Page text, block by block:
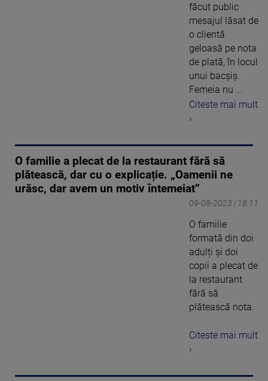
făcut public
mesajul lăsat de
o clientă
geloasă pe nota
de plată, în locul
unui bacșiș.
Femeia nu ...
Citeste mai mult
›
O familie a plecat de la restaurant fără să
plătească, dar cu o explicație. „Oamenii ne
urăsc, dar avem un motiv întemeiat”
09-08-2023 | 18:11
O familie
formată din doi
adulți și doi
copii a plecat de
la restaurant
fără să
plătească nota.
Citeste mai mult
›